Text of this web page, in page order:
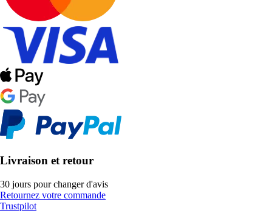
Livraison et retour
30 jours pour changer d'avis
Retournez votre commande
Trustpilot